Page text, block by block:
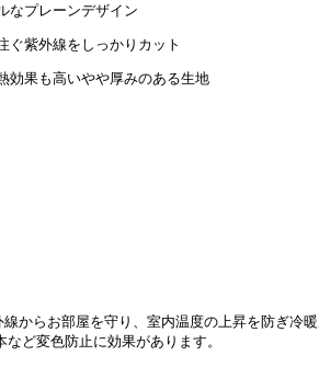
なプレーンデザイン
ぐ紫外線をしっかりカット
効果も高いやや厚みのある生地
からお部屋を守り、室内温度の上昇を防ぎ冷
ど変色防止に効果があります。